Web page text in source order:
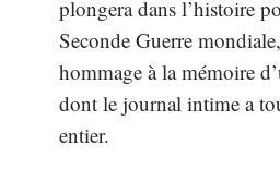
plongera dans l’histoire
Seconde Guerre
hommage à la mémoire
dont le journal intime a
entier.